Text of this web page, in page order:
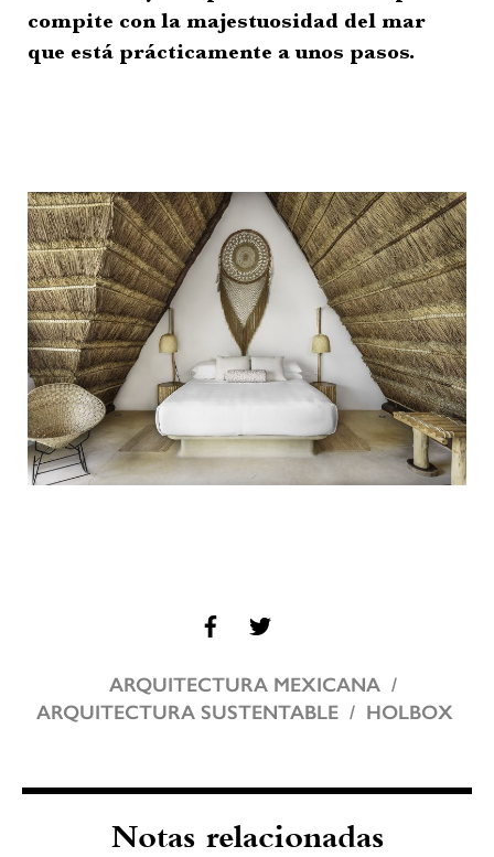
compite con la majestuosidad del mar
que está prácticamente a unos pasos.
ARQUITECTURA MEXICANA
ARQUITECTURA SUSTENTABLE
HOLBOX
Notas relacionadas